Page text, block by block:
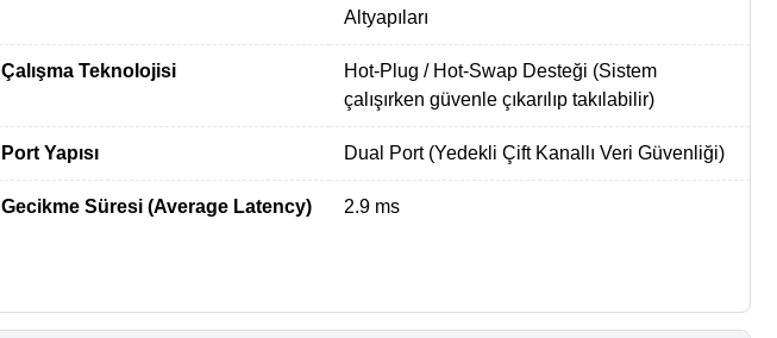
Altyapıları
Çalışma Teknolojisi
Hot-Plug / Hot-Swap Desteği (Sistem
çalışırken güvenle çıkarılıp takılabilir)
Port Yapısı Dual Port (Yedekli Çift Kanallı Veri Güvenliği)
Gecikme Süresi (Average Latency) 2.9 ms